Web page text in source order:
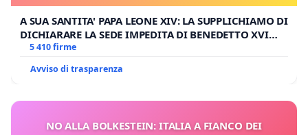
A SUA SANTITA' PAPA LEONE XIV: LA SUPPLICHIAMO DI
DICHIARARE LA SEDE IMPEDITA DI BENEDETTO XVI
E/O DI FAR APRIRE IL RELATIVO PROCESSO
5 410 firme
Avviso di trasparenza
NO ALLA BOLKESTEIN: ITALIA A FIANCO DEI